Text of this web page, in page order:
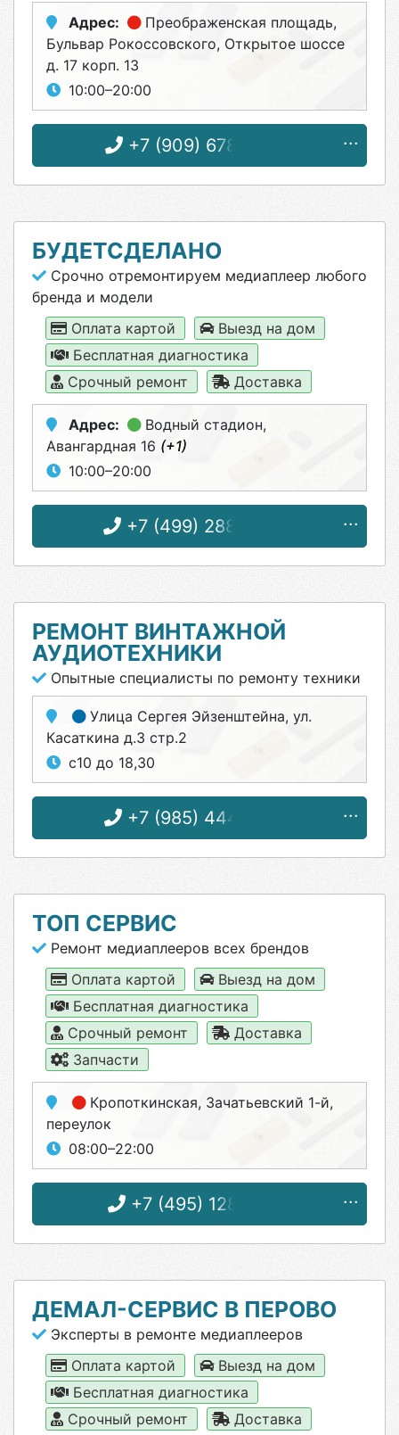
Адрес: Преображенская площадь,
Бульвар Рокоссовского, Открытое шоссе
д. 17 корп. 13
10:00–20:00
+7 (909) 678-41-86
БУДЕТСДЕЛАНО
Срочно отремонтируем медиаплеер любого
бренда и модели
Оплата картой
Выезд на дом
Бесплатная диагностика
Срочный ремонт
Доставка
Адрес: Водный стадион,
Авангардная 16 (+1)
10:00–20:00
+7 (499) 288-84-47
РЕМОНТ ВИНТАЖНОЙ
АУДИОТЕХНИКИ
Опытные специалисты по ремонту техники
Улица Сергея Эйзенштейна, ул.
Касаткина д.3 стр.2
с10 до 18,30
+7 (985) 444-14-26
ТОП СЕРВИС
Ремонт медиаплееров всех брендов
Оплата картой
Выезд на дом
Бесплатная диагностика
Срочный ремонт
Доставка
Запчасти
Кропоткинская, Зачатьевский 1-й,
переулок
08:00–22:00
+7 (495) 128-51-18
ДЕМАЛ-СЕРВИС В ПЕРОВО
Эксперты в ремонте медиаплееров
Оплата картой
Выезд на дом
Бесплатная диагностика
Срочный ремонт
Доставка